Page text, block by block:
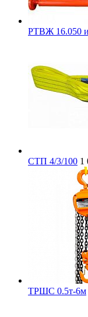
РТВЖ 16.050
СТП 4/3/100 1
ТРШС 0.5т-6м